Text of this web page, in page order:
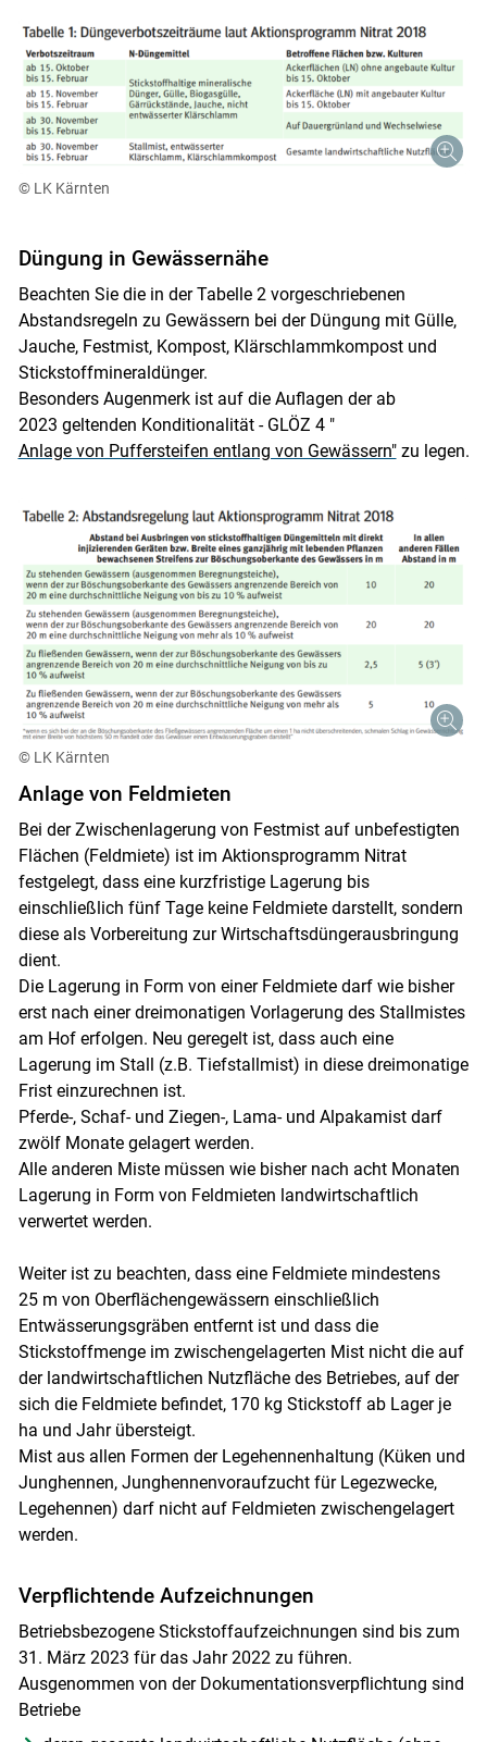
Skip to main content
© LK Kärnten
Düngung in Gewässernähe
Beachten Sie die in der Tabelle 2 vorgeschriebenen
Abstandsregeln zu Gewässern bei der Düngung mit Gülle,
Jauche, Festmist, Kompost, Klärschlammkompost und
Stickstoffmineraldünger.
Besonders Augenmerk ist auf die Auflagen der ab
2023 geltenden Konditionalität - GLÖZ 4 "
Anlage von Puffersteifen entlang von Gewässern"zu legen.
© LK Kärnten
Anlage von Feldmieten
Bei der Zwischenlagerung von Festmist auf unbefestigten
Flächen (Feldmiete) ist im Aktionsprogramm Nitrat
festgelegt, dass eine kurzfristige Lagerung bis
einschließlich fünf Tage keine Feldmiete darstellt, sondern
diese als Vorbereitung zur Wirtschaftsdüngerausbringung
dient.
Die Lagerung in Form von einer Feldmiete darf wie bisher
erst nach einer dreimonatigen Vorlagerung des Stallmistes
am Hof erfolgen. Neu geregelt ist, dass auch eine
Lagerung im Stall (z.B. Tiefstallmist) in diese dreimonatige
Frist einzurechnen ist.
Pferde-, Schaf- und Ziegen-, Lama- und Alpakamist darf
zwölf Monate gelagert werden.
Alle anderen Miste müssen wie bisher nach acht Monaten
Lagerung in Form von Feldmieten landwirtschaftlich
verwertet werden.
Weiter ist zu beachten, dass eine Feldmiete mindestens
25 m von Oberflächengewässern einschließlich
Entwässerungsgräben entfernt ist und dass die
Stickstoffmenge im zwischengelagerten Mist nicht die auf
der landwirtschaftlichen Nutzfläche des Betriebes, auf der
sich die Feldmiete befindet, 170 kg Stickstoff ab Lager je
ha und Jahr übersteigt.
Mist aus allen Formen der Legehennenhaltung (Küken und
Junghennen, Junghennenvoraufzucht für Legezwecke,
Legehennen) darf nicht auf Feldmieten zwischengelagert
werden.
Verpflichtende Aufzeichnungen
Betriebsbezogene Stickstoffaufzeichnungen sind bis zum
31. März 2023 für das Jahr 2022 zu führen.
Ausgenommen von der Dokumentationsverpflichtung sind
Betriebe